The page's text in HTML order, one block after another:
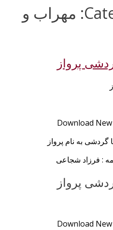
Category Archives: مهراب و
پرواز
Download
: فرزاد شجاعی
پرواز
Download